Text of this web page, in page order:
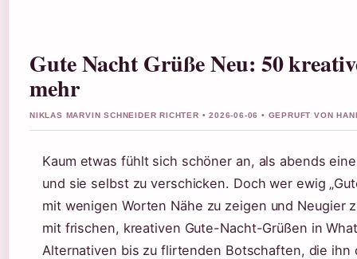
Gute Nacht Grüße Neu: 50
mehr
NIKLAS MARVIN SCHNEIDER RICHTER • 2026-06-06 • GEPRUFT VON
Kaum etwas fühlt sich schöner an, als abends
und sie selbst zu verschicken. Doch wer ewig
mit wenigen Worten Nähe zu zeigen und Neugier
mit frischen, kreativen Gute-Nacht-Grüßen in
Alternativen bis zu flirtenden Botschaften, die ihn